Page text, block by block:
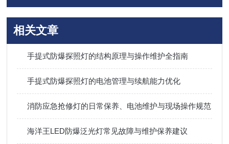
相关文章
手提式防爆探照灯的结构原理与操作维护全指南
手提式防爆探照灯的电池管理与续航能力优化
消防应急抢修灯的日常保养、电池维护与现场操作规范
海洋王LED防爆泛光灯常见故障与维护保养建议